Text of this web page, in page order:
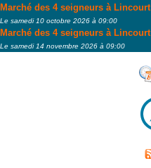
Marché des 4 seigneurs à Lincourt
Le samedi 10 octobre 2026 à 09:00
Marché des 4 seigneurs à Lincourt
Le samedi 14 novembre 2026 à 09:00